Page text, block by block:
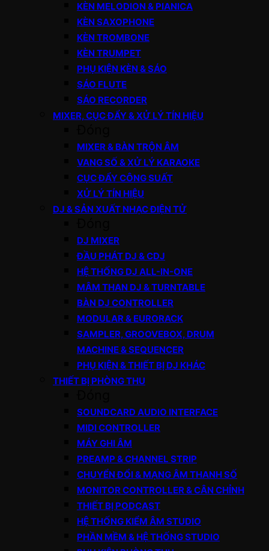
KÈN MELODION & PIANICA
KÈN SAXOPHONE
KÈN TROMBONE
KÈN TRUMPET
PHỤ KIỆN KÈN & SÁO
SÁO FLUTE
SÁO RECORDER
MIXER, CỤC ĐẨY & XỬ LÝ TÍN HIỆU
MIXER & BÀN TRỘN ÂM
VANG SỐ & XỬ LÝ KARAOKE
CỤC ĐẨY CÔNG SUẤT
XỬ LÝ TÍN HIỆU
DJ & SẢN XUẤT NHẠC ĐIỆN TỬ
DJ MIXER
ĐẦU PHÁT DJ & CDJ
HỆ THỐNG DJ ALL-IN-ONE
MÂM THAN DJ & TURNTABLE
BÀN DJ CONTROLLER
MODULAR & EURORACK
SAMPLER, GROOVEBOX, DRUM
MACHINE & SEQUENCER
PHỤ KIỆN & THIẾT BỊ DJ KHÁC
THIẾT BỊ PHÒNG THU
SOUNDCARD AUDIO INTERFACE
MIDI CONTROLLER
MÁY GHI ÂM
PREAMP & CHANNEL STRIP
CHUYỂN ĐỔI & MẠNG ÂM THANH SỐ
MONITOR CONTROLLER & CÂN CHỈNH
THIẾT BỊ PODCAST
HỆ THỐNG KIỂM ÂM STUDIO
PHẦN MỀM & HỆ THỐNG STUDIO